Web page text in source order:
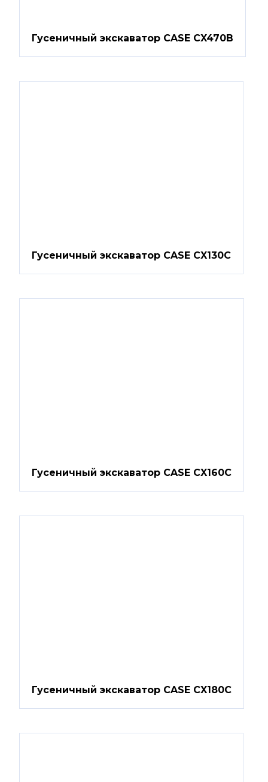
Гусеничный экскаватор CASE CX470B
Гусеничный экскаватор CASE CX130C
Гусеничный экскаватор CASE CX160C
Гусеничный экскаватор CASE CX180C